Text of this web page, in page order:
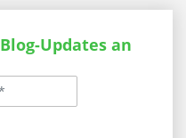
Updates an